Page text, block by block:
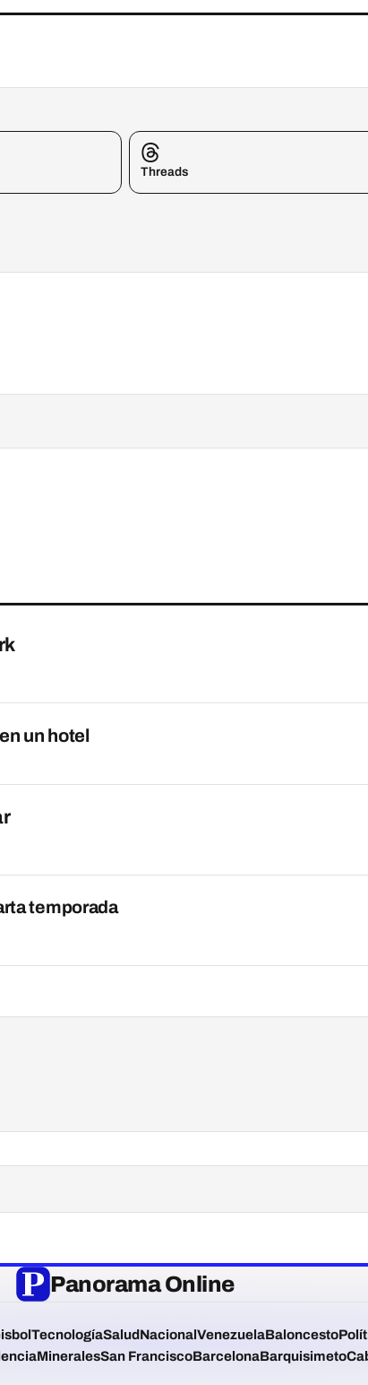
Threads
un hotel
temporada
Panorama Online
TecnologíaSaludNacional VenezuelaBaloncesto
MineralesSan FranciscoBarcelonaBarquisimeto